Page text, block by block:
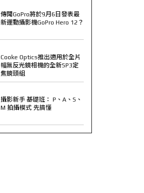
傳聞GoPro將於9月6日發表最
新運動攝影機GoPro Hero 12？
Cooke Optics推出適用於全片
幅無反光鏡相機的全新SP3定
焦鏡頭組
攝影新手 基礎班： P、A、S、
M 拍攝模式 先搞懂